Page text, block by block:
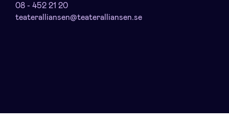
08 - 452 21 20
teateralliansen@teateralliansen.se